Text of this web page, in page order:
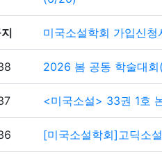
미국소설학회 가입신
2026 봄 공동 학술대회
<미국소설> 33권 1호
[미국소설학회]고딕소